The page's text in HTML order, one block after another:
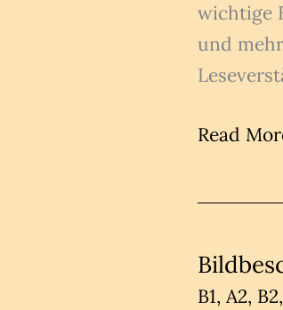
wichtige
und
mit
Lösungen
Read
B1, A2, B2,